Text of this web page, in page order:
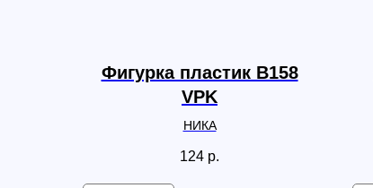
Фигурка пластик B158
VPK
НИКА
124 р.